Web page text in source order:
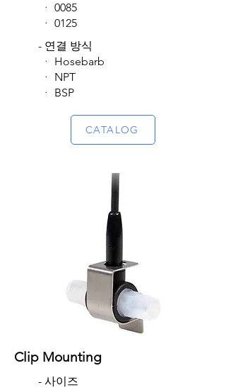
ᆞ 0085
​ ᆞ 0125
- 연결 방식
​ ᆞ Hosebarb
ᆞ NPT
​ᆞ BSP
CATALOG
Clip Mounting
- 사이즈